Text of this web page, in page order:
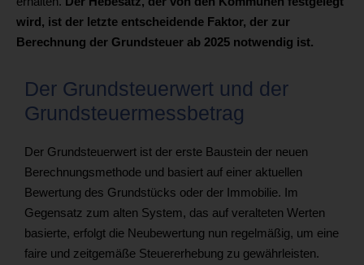
wird, ist der letzte entscheidende Faktor, der zur
Berechnung der Grundsteuer ab 2025 notwendig ist.
Der Grundsteuerwert und der
Grundsteuermessbetrag
Der Grundsteuerwert ist der erste Baustein der neuen
Berechnungsmethode und basiert auf einer aktuellen
Bewertung des Grundstücks oder der Immobilie. Im
Gegensatz zum alten System, das auf veralteten Werten
basierte, erfolgt die Neubewertung nun regelmäßig, um eine
faire und zeitgemäße Steuererhebung zu gewährleisten.